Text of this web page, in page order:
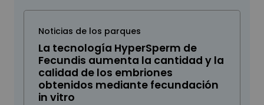
Noticias de los parques
La tecnología HyperSperm de
Fecundis aumenta la cantidad y la
calidad de los embriones
obtenidos mediante fecundación
in vitro